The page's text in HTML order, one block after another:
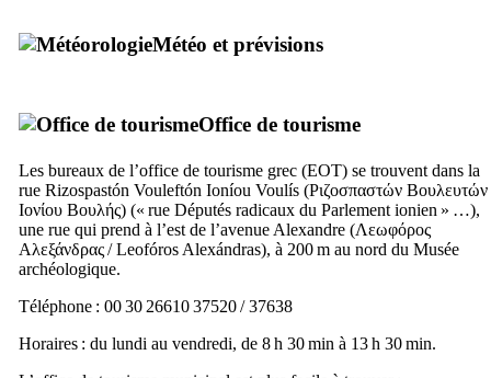
Météo et prévisions
Office de tourisme
Les bureaux de l’office de tourisme grec (EOT) se trouvent dans la
rue Rizospastón Vouleftón Ioníou Voulís (Ριζοσπαστών Βουλευτών
Ιονίου Βουλής) (« rue Députés radicaux du Parlement ionien » …),
une rue qui prend à l’est de l’avenue Alexandre (Λεωφόρος
Αλεξάνδρας/Leofóros Alexándras), à 200 m au nord du Musée
archéologique.
Téléphone : 00 30 26610 37520 / 37638
Horaires : du lundi au vendredi, de 8 h 30 min à 13 h 30 min.